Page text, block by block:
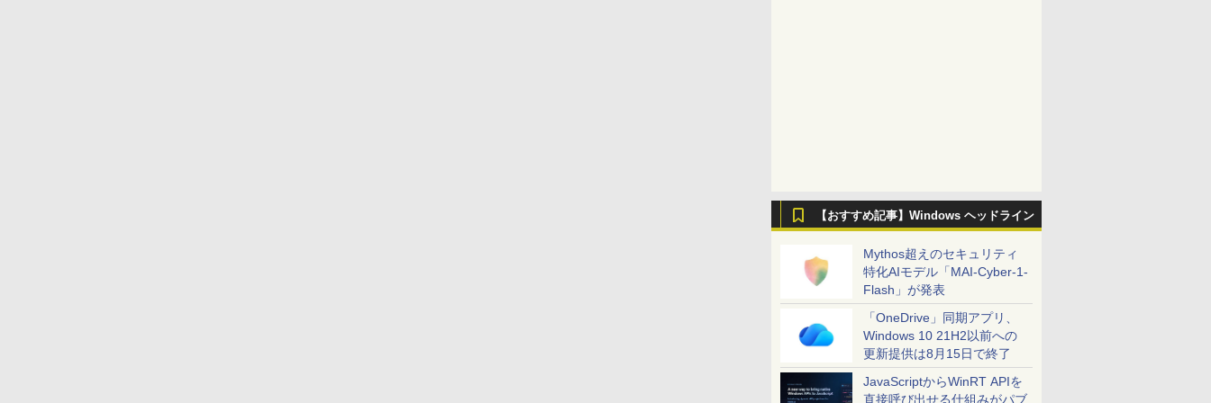
【おすすめ記事】Windows ヘッドライン
Mythos超えのセキュリティ
特化AIモデル「MAI-Cyber-1-
Flash」が発表
「OneDrive」同期アプリ、
Windows 10 21H2以前への
更新提供は8月15日で終了
JavaScriptからWinRT APIを
直接呼び出せる仕組みがパブ